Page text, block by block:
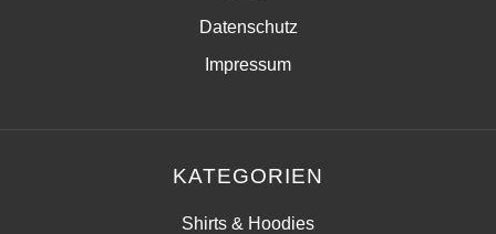
Datenschutz
Impressum
KATEGORIEN
Shirts & Hoodies